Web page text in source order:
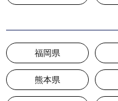
福岡県
熊本県